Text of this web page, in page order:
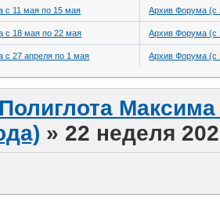
с 11 мая по 15 мая Архив Форума (с
с 18 мая по 22 мая Архив Форума (с
с 27 апреля по 1 мая Архив Форума (с
» 22 неделя